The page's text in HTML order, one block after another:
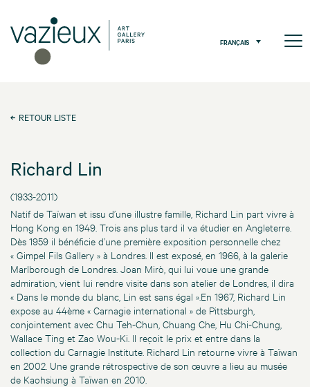
FRANÇAIS
RETOUR LISTE
Richard Lin
(1933-2011)
Natif de Taïwan et issu d’une illustre famille, Richard Lin part vivre à
Hong Kong en 1949. Trois ans plus tard il va étudier en Angleterre.
Dès 1959 il bénéficie d’une première exposition personnelle chez
« Gimpel Fils Gallery » à Londres. Il est exposé, en 1966, à la galerie
Marlborough de Londres. Joan Mirò, qui lui voue une grande
admiration, vient lui rendre visite dans son atelier de Londres, il dira
« Dans le monde du blanc, Lin est sans égal ».En 1967, Richard Lin
expose au 44ème « Carnagie international » de Pittsburgh,
conjointement avec Chu Teh-Chun, Chuang Che, Hu Chi-Chung,
Wallace Ting et Zao Wou-Ki. Il reçoit le prix et entre dans la
collection du Carnagie Institute. Richard Lin retourne vivre à Taïwan
en 2002. Une grande rétrospective de son œuvre a lieu au musée
de Kaohsiung à Taïwan en 2010.